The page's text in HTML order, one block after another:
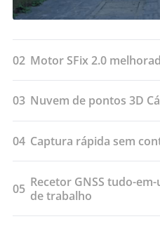
02 Motor SFix 2.0
03 Nuvem de pontos 3D
04 Captura rápida sem
05 Recetor GNSS tudo-
de trabalho